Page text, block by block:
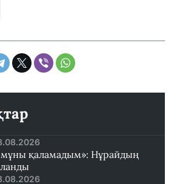
қаламадым»: Нұрайдың